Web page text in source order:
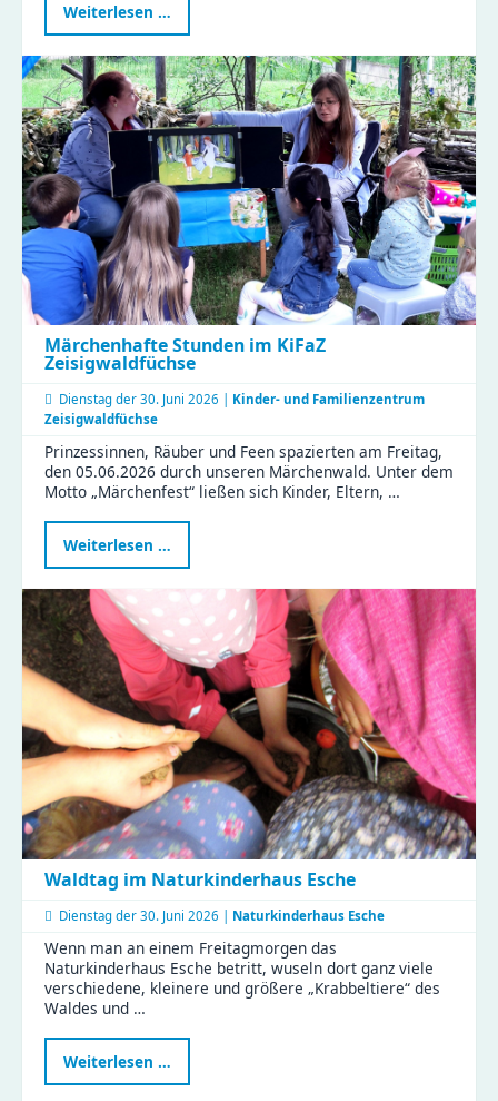
Weiterlesen …
in
guten
Händen
–
Weiterbildung
mit
Sonne,
Regen
und
vielen
Perspektiven
Märchenhafte Stunden im KiFaZ
Zeisigwaldfüchse
Dienstag der 30. Juni 2026 | Kinder- und Familienzentrum
Zeisigwaldfüchse
Prinzessinnen, Räuber und Feen spazierten am Freitag,
den 05.06.2026 durch unseren Märchenwald. Unter dem
Motto „Märchenfest“ ließen sich Kinder, Eltern, …
Weiterlesen …
Stunden
im
Zeisigwaldfüchse
Waldtag im Naturkinderhaus Esche
Dienstag der 30. Juni 2026 | Naturkinderhaus Esche
Wenn man an einem Freitagmorgen das
Naturkinderhaus Esche betritt, wuseln dort ganz viele
verschiedene, kleinere und größere „Krabbeltiere“ des
Waldes und …
Weiterlesen …
im